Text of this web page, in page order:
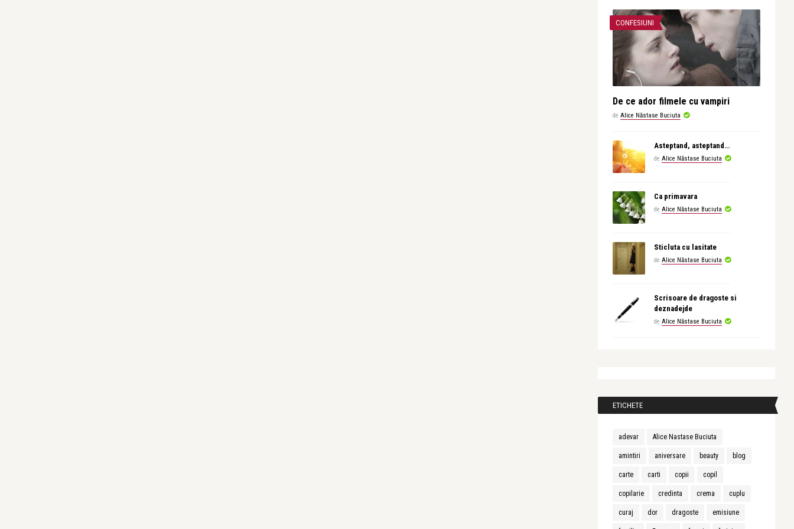
CONFESIUNI
De ce ador filmele cu vampiri
de Alice Năstase Buciuta
Asteptand, asteptand…
de Alice Năstase Buciuta
Ca primavara
de Alice Năstase Buciuta
Sticluta cu lasitate
de Alice Năstase Buciuta
Scrisoare de dragoste si
deznadejde
de Alice Năstase Buciuta
ETICHETE
adevar Alice Nastase Buciuta
amintiri aniversare beauty blog
carte carti copii copil
copilarie credinta crema cuplu
curaj dor dragoste emisiune